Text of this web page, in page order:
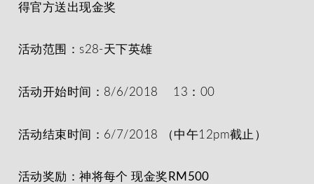
得官方送出现金奖
活动范围：s28-天下英雄
活动开始时间：8/6/2018 13：00
活动结束时间：6/7/2018 （中午12pm截止）
活动奖励：神将每个 现金奖 RM500